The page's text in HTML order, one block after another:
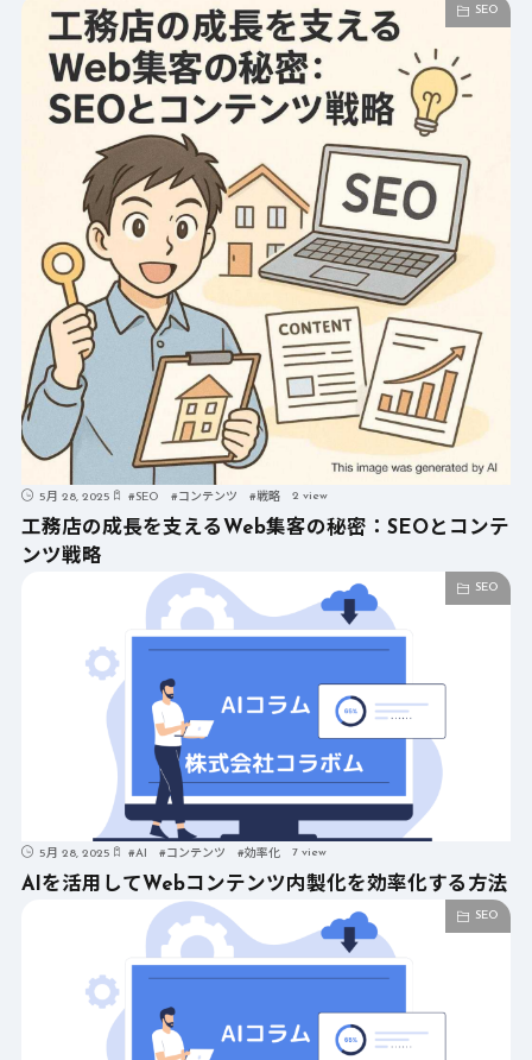
SEO
5月 28, 2025 #SEO #コンテンツ #戦略 2 view
工務店の成長を支えるWeb集客の秘密：SEOとコンテ
ンツ戦略
SEO
5月 28, 2025 #AI #コンテンツ #効率化 7 view
AIを活用してWebコンテンツ内製化を効率化する方法
SEO